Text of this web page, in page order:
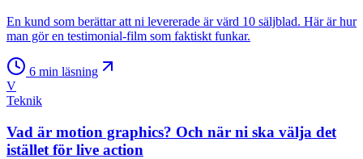
En kund som berättar att ni levererade är värd 10 säljblad. Här är hur
man gör en testimonial-film som faktiskt funkar.
6 min läsning
V
Teknik
Vad är motion graphics? Och när ni ska välja det
istället för live action